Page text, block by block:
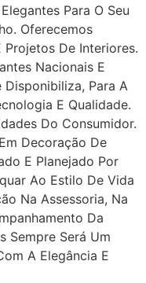
Para O Seu
Oferecemos
De Interiores.
Nacionais E
Para A
E Qualidade.
Do Consumidor.
Decoração De
E Planejado Por
Ao Estilo De Vida
Na Assessoria, Na
Da
Sempre Será Um
A Elegância E